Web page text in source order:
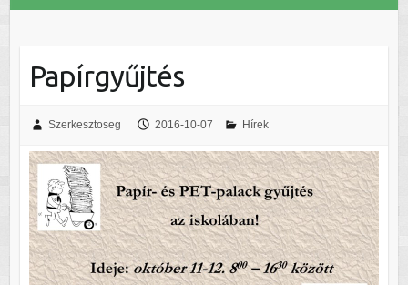
Papírgyűjtés
Szerkesztoseg 2016-10-07 Hírek